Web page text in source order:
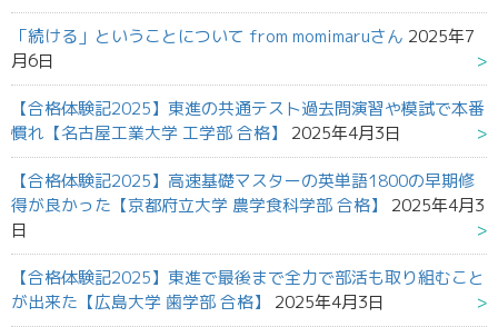
「続ける」ということについて from momimaruさん 2025年7
月6日
【合格体験記2025】東進の共通テスト過去問演習や模試で本番
慣れ【名古屋工業大学 工学部 合格】
2025年4月3日
【合格体験記2025】高速基礎マスターの英単語1800の早期修
得が良かった【京都府立大学 農学食科学部 合格】
2025年4月3
日
【合格体験記2025】東進で最後まで全力で部活も取り組むこと
が出来た【広島大学 歯学部 合格】
2025年4月3日